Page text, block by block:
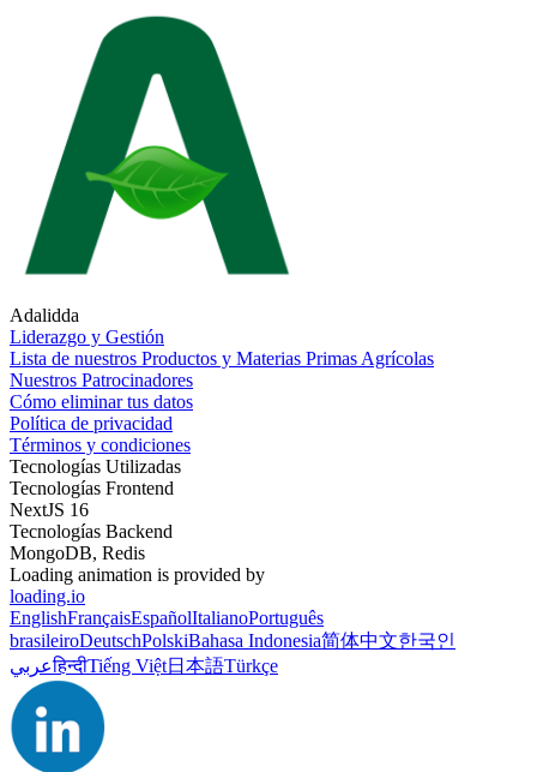
Adalidda
Liderazgo y Gestión
Lista de nuestros Productos y Materias Primas Agrícolas
Nuestros Patrocinadores
Cómo eliminar tus datos
Política de privacidad
Términos y condiciones
Tecnologías Utilizadas
Tecnologías Frontend
NextJS 16
Tecnologías Backend
MongoDB, Redis
Loading animation is provided by
loading.io
EnglishFrançaisEspañolItalianoPortuguês
brasileiroDeutschPolskiBahasa Indonesia简体中文한국인
عربيहिन्दीTiếng Việt日本語Türkçe